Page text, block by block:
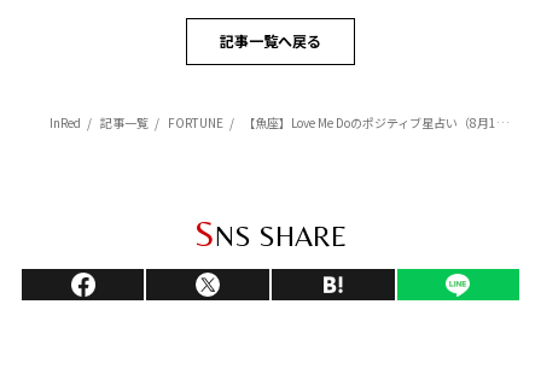
記事一覧へ戻る
InRed 記事一覧 FORTUNE 【魚座】Love Me Doのポジティブ星占い（8月1日～8月15日の運勢）
SNS SHARE